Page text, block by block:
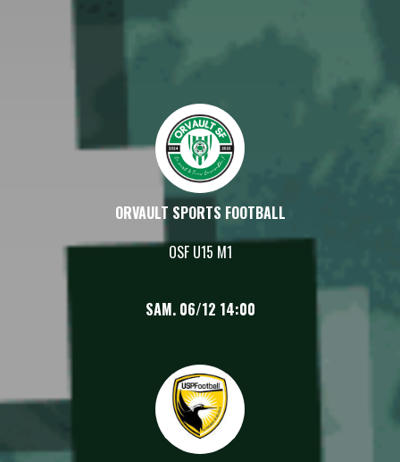
ORVAULT SPORTS FOOTBALL
OSF U15 M1
SAM. 06/12 14:00